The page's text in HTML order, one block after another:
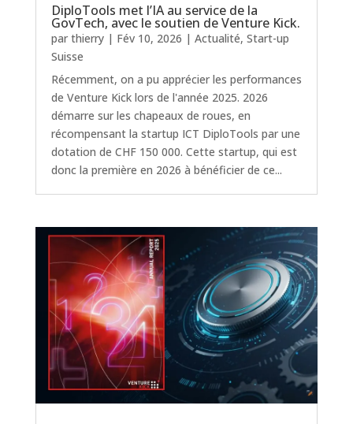
DiploTools met l’IA au service de la
GovTech, avec le soutien de Venture Kick.
par thierry| Fév 10, 2026 | Actualité, Start-up
Suisse
Récemment, on a pu apprécier les performances
de Venture Kick lors de l'année 2025. 2026
démarre sur les chapeaux de roues, en
récompensant la startup ICT DiploTools par une
dotation de CHF 150 000. Cette startup, qui est
donc la première en 2026 à bénéficier de ce...